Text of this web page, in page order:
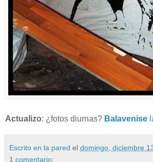
Actualizo: ¿fotos diurnas? Balavenise
Escrito en la pared el domingo, diciembre
1 comentario: